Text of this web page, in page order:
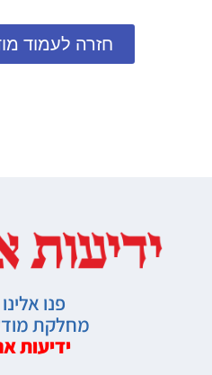
חזרה לעמוד
פנו
מחלקת
ידיעות